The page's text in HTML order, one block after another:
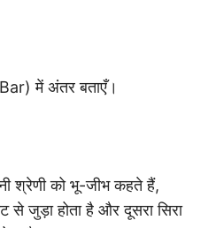
में अंतर बताएँ।
श्रेणी को भू-जीभ कहते हैं,
से जुड़ा होता है और दूसरा सिरा